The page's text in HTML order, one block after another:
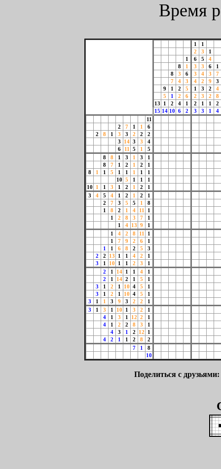
Время
1
1
2
3
1
1
6 5
4
8
1 3 3 6
1
8
3 6 3 4 3
7
7
4 3 4 2 9
3
9
1 2 5 1 3 2
4
5
1 2 6 2 3 2
8
13
1 2 4 1 2 1 1
2
15 14 10 6 2 3 3 1
4
11
2
7 1 1
6
2
8 1 3 3 2 2
2
3
14 3 3
4
6
11 5 1
5
8
8 1 3 1 3
1
8
7 1 2 1 2
1
8
1 1 5 1 1 1 1
1
10 5 1 1
1
10
1 1 3 1 2 1 2
1
3
4 5 4 1 2 1 2
1
2
7 3 5 5 1
8
1
8 2 1 4 11
1
1
2 8 3 7
1
1
4 13 9
1
1
4 2 8 11
1
1
7 9 2 6
1
1
1 6 8 2 5
3
2
2 13 1 1 4 2
1
3
1 10 1 1 2 3
1
2
1 14 1 1 4
1
2
1 14 2 1 5
1
3
1 2 1 10 4 5
1
3
1 2 1 10 4 5
1
3
1 1 3 9 3 2 2
1
3
1 3 1 10 1 3 2
1
4
1 3 1 12 2
1
4
1 2 2 8 3
1
4
3 1 2 12
1
4
2 1 1 2 8
2
7
1
8
10
Поделиться с друзьями: